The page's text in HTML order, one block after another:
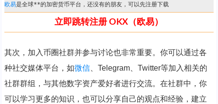
欧易是全球**的加密货币平台，还没有的朋友，可以先注册下载
立即跳转注册 OKX（欧易）
其次，加入币圈社群并参与讨论也非常重要。你可以通过各
种社交媒体平台，如微信、Telegram、Twitter等加入相关的
社群群组，与其他数字资产爱好者进行交流。在社群中，你
可以学习更多的知识，也可以分享自己的观点和经验，建立